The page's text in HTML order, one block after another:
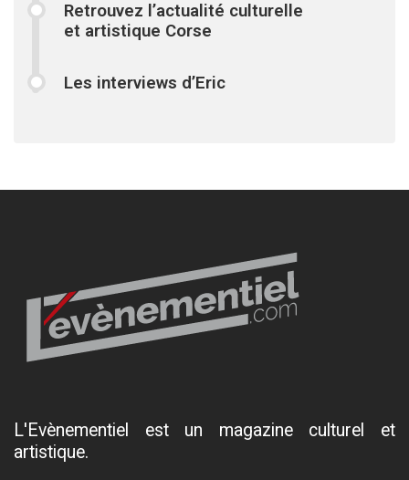
Retrouvez l’actualité culturelle
et artistique Corse
Les interviews d’Eric
L'Evènementiel est un magazine culturel et
artistique.